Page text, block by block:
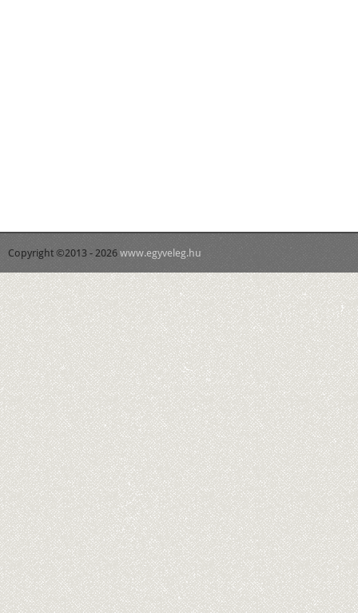
Copyright ©2013 - 2026 www.egyveleg.hu